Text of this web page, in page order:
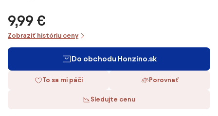
9,99 €
Zobraziť históriu ceny
Do obchodu Honzino.sk
To sa mi páči Porovnať
Sledujte cenu